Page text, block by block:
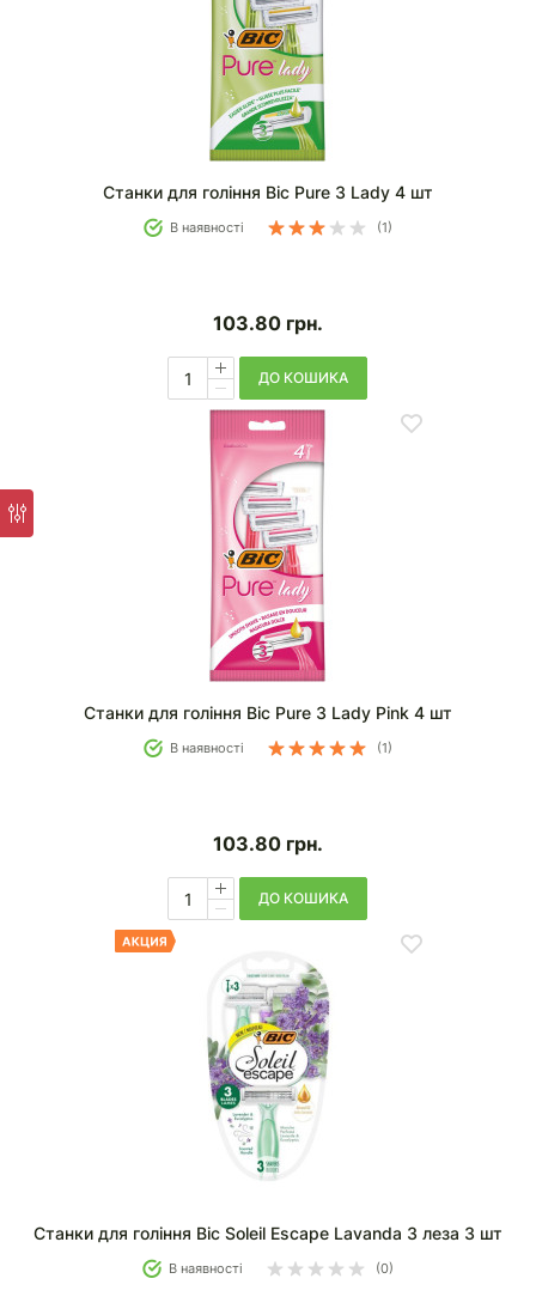
Станки для гоління Bic Pure 3 Lady 4 шт
В наявності (1)
103.80 грн.
ДО КОШИКА
Станки для гоління Bic Pure 3 Lady Pink 4 шт
В наявності (1)
103.80 грн.
ДО КОШИКА
Станки для гоління Bic Soleil Escape Lavanda 3 леза 3 шт
В наявності (0)